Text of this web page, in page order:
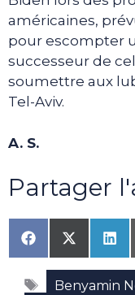
américaines,
pour escompter
successeur de
soumettre aux
Tel-Aviv.
A. S.
Partager
Share
on
Facebook
Share
on
X
(Twitter)
on
Étiquettes
Benyamin